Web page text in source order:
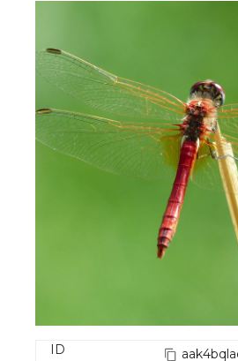
ID